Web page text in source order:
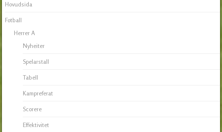
Hovudsida
Fotball
Herrer A
Nyheiter
Spelarstall
Tabell
Kampreferat
Scorere
Effektivitet